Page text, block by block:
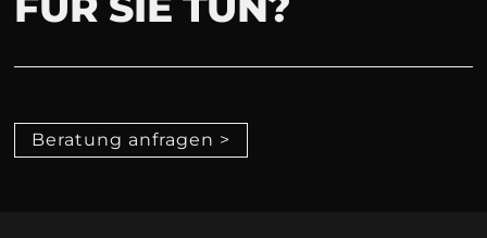
Beratung anfragen >